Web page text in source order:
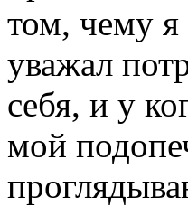
том, чему
уважал
себя, и у
мой